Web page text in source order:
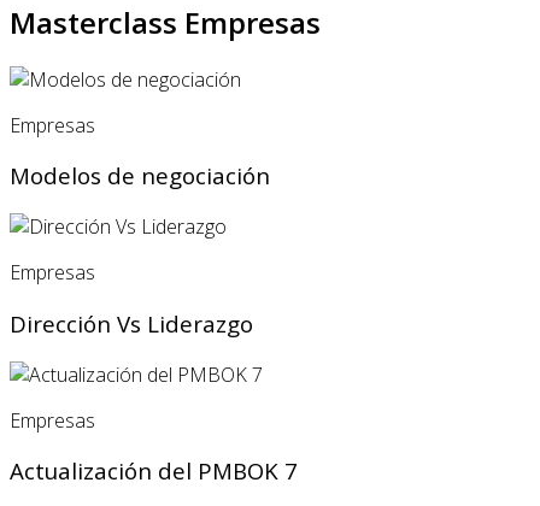
Masterclass Empresas
Empresas
Modelos de negociación
Empresas
Dirección Vs Liderazgo
Empresas
Actualización del PMBOK 7